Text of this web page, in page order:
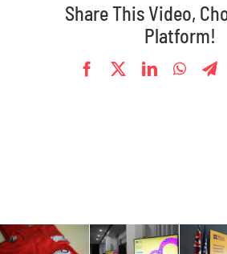
Share This Video,
Platform!
FacebookLinkedIn